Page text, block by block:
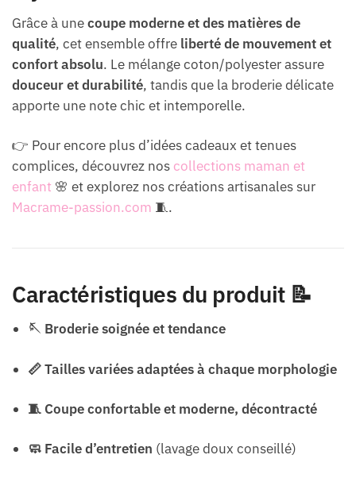
Grâce à unecoupe moderne et des matières de
qualité, cet ensemble offre liberté de mouvement et
confort absolu. Le mélange coton/polyester assure
douceur et durabilité, tandis que la broderie délicate
apporte une note chic et intemporelle.
👉 Pour encore plus d’idées cadeaux et tenues
complices, découvrez nos collections maman et
enfant 🌸 et explorez nos créations artisanales sur
Macrame-passion.com 🧵.
Caractéristiques du produit 📝
🪡 Broderie soignée et tendance
📏 Tailles variées adaptées à chaque morphologie
🧵 Coupe confortable et moderne, décontracté
🧼 Facile d’entretien (lavage doux conseillé)